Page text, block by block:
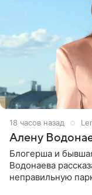
18 часов назад
Алену
Блогерша и
Водонаева
неправильную